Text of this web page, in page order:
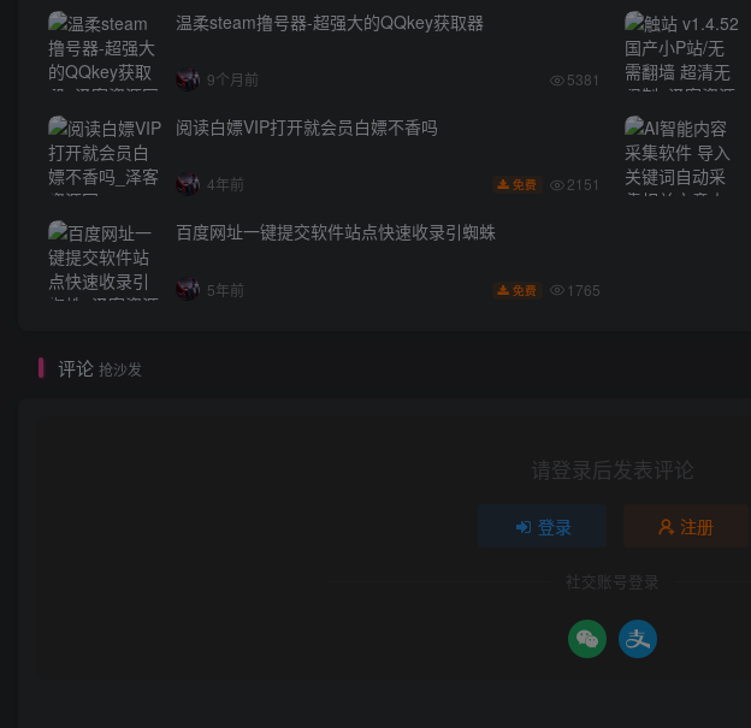
温柔steam撸号器-超强大的QQkey获取器
9个月前 5381
阅读白嫖VIP打开就会员白嫖不香吗
4年前 免费 2151
百度网址一键提交软件站点快速收录引蜘蛛
5年前 免费 1765
评论 抢沙发
请登录后发表评论
登录 注册
社交账号登录